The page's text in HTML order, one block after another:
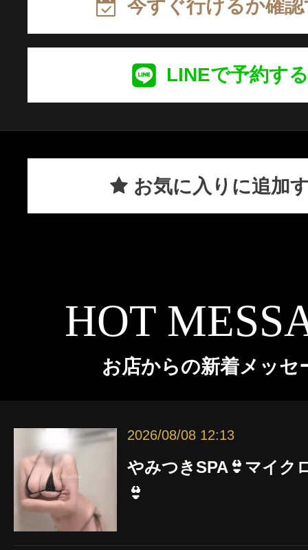
今すぐ行けるか確
LINEで予約する
お気に入りに追加
HOT
お店からの新着メッセ
2026/08/08 12:13
やみつきSPA👙マイク
👙